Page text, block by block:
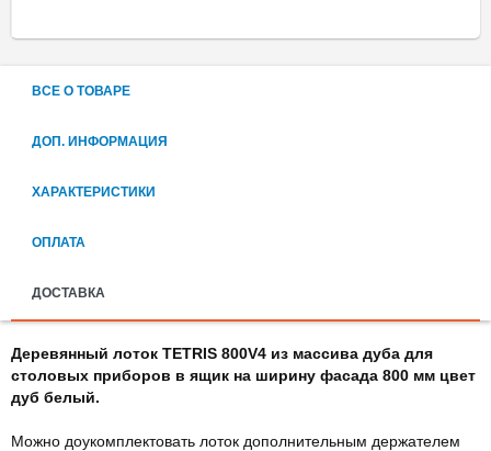
ВСЕ О ТОВАРЕ
ДОП. ИНФОРМАЦИЯ
ХАРАКТЕРИСТИКИ
ОПЛАТА
ДОСТАВКА
Деревянный лоток TETRIS 800V4 из массива дуба для
столовых приборов в ящик на ширину фасада 800 мм цвет
дуб белый.
Можно доукомплектовать лоток дополнительным держателем